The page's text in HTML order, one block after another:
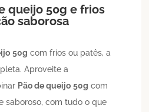
queijo 50g e frios
saborosa
50g com frios ou patês, a
Aproveite a
Pão de queijo 50g com
saboroso, com tudo o que